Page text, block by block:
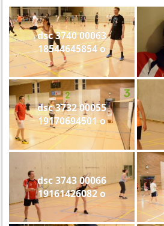
dsc 3740 00063
18544645854 o
dsc 3732 00055
19170694501 o
dsc 3743 00066
19161426082 o